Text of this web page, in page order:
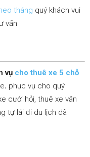
tháng quý khách vui
vấn
vụ cho thuê xe 5 chỗ
. phục vụ cho quý
cưới hỏi, thuê xe văn
tự lái đi du lịch dã